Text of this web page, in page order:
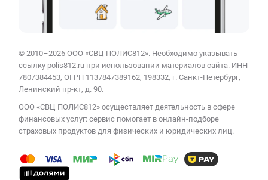
© 2010–2026 ООО «СВЦ ПОЛИС812». Необходимо указывать
ссылку polis812.ru при использовании материалов сайта. ИНН
7807384453, ОГРН 1137847389162, 198332, г. Санкт-Петербург,
Ленинский пр-кт, д. 90.
ООО «СВЦ ПОЛИС812» осуществляет деятельность в сфере
финансовых услуг: сервис помогает в онлайн-подборе
страховых продуктов для физических и юридических лиц.